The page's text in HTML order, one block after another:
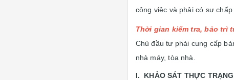
công việc và phải có sự
Thời gian kiểm tra, bảo trì
Chủ đầu tư phải cung cấp
nhà máy, tòa nhà.
I. KHẢO SÁT THỰC